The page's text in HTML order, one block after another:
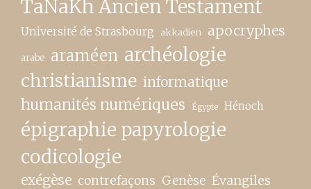
TaNaKh Ancien Testament
Université de Strasbourg akkadien apocryphes
arabe araméen archéologie
christianisme informatique
humanités numériques Égypte Hénoch
épigraphie papyrologie
codicologie
exégèse contrefaçons Genèse Évangiles